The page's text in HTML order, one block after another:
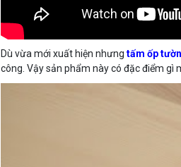
Dù vừa mới xuất hiện nhưng tấm ốp
công. Vậy sản phẩm này có đặc điểm gì